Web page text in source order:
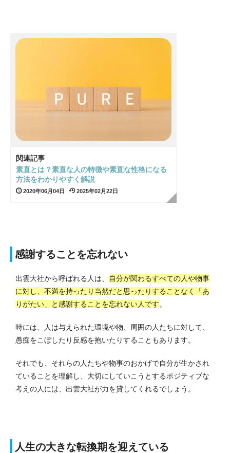
関連記事
素直とは？素直な人の特徴や素直な性格になる
方法をわかりやすく解説
2020年06月04日 2025年02月22日
感謝することを忘れない
出雲大社から呼ばれる人は、
自分が関わるすべての人や物事
に対し、不満を持ったり当然だと思ったりすることなく「あ
りがたい」と感謝することを忘れない人です。
時には、人は与えられた環境や物、周囲の人たちに対して、
愚痴をこぼしたり反感を抱いたりすることもあります。
それでも、それらの人たちや物事のおかげで自分が生かされ
ていることを理解し、大切にしていこうとするポジティブな
考えの人には、出雲大社が力を貸してくれるでしょう。
人生の大きな転換期を迎えている